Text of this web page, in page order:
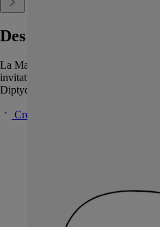
Des surprises vous
La Maison réserve à ses clients des
invitations aux ventes confidentielles
Diptyque. Créez votre compte pour
Créer mon compte